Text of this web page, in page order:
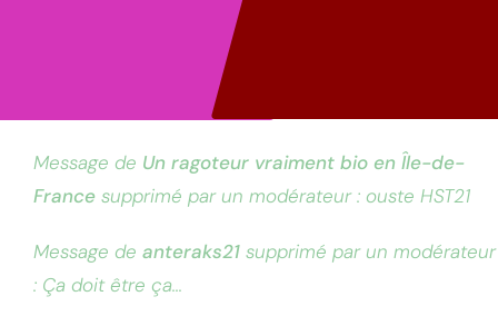
Message de Un ragoteur vraiment bio en Île-de-
France supprimé par un modérateur : ouste HST21
Message de anteraks21 supprimé par un modérateur
: Ça doit être ça...